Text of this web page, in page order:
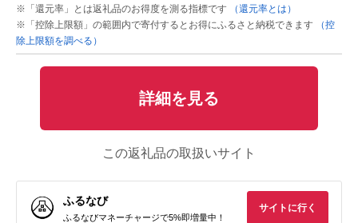
※「還元率」とは返礼品のお得度を測る指標です
（還元率とは）
※「控除上限額」の範囲内で寄付するとお得にふるさと納税できます
（控
除上限額を調べる）
詳細を見る
この返礼品の取扱いサイト
ふるなび
ふるなびマネーチャージで5%即増量中！
サイトに行く